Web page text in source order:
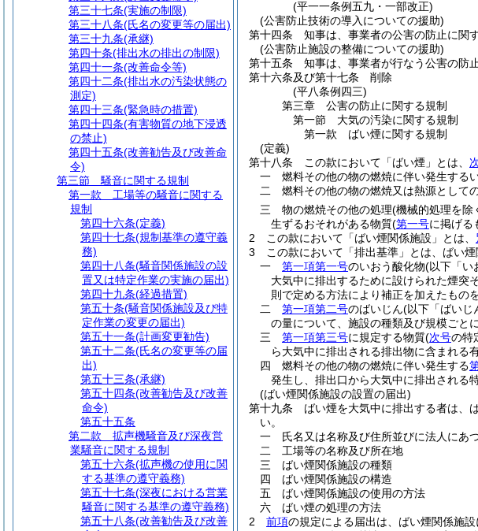
(平一一条例五九・一部改正)
(公害防止技術の導入についての援助)
第十四条
知事は、事業者の公害の防止に関
(公害防止施設の整備についての援助)
第十五条
知事は、事業者が行なう公害の防
第十六条及び第十七条
削除
(平八条例四三)
第三章
公害の防止に関する規制
第一節
大気の汚染に関する規制
第一款
ばい煙に関する規制
(定義)
第十八条
この款において「ばい煙」とは、
一
燃料その他の物の燃焼に伴い発生する
二
燃料その他の物の燃焼又は熱源として
三
物の燃焼その他の処理(機械的処理を除
生ずるおそれがある物質(第一号に掲げる
2
この款において「ばい煙関係施設」とは、
3
この款において「排出基準」とは、ばい
一
第一項第一号のいおう酸化物(以下「い
大気中に排出するために設けられた煙突
則で定める方法により補正を加えたもの
二
第一項第二号のばいじん(以下「ばいじ
の量について、施設の種類及び規模ごと
三
第一項第三号に規定する物質(次号の特
ら大気中に排出される排出物に含まれる
四
燃料その他の物の燃焼に伴い発生する
発生し、排出口から大気中に排出される
(ばい煙関係施設の設置の届出)
第十九条
ばい煙を大気中に排出する者は、
い。
一
氏名又は名称及び住所並びに法人にあ
二
工場等の名称及び所在地
三
ばい煙関係施設の種類
四
ばい煙関係施設の構造
五
ばい煙関係施設の使用の方法
六
ばい煙の処理の方法
2
前項の規定による届出は、ばい煙関係施
第三十七条(実施の制限)
第三十八条(氏名の変更等の届出)
第三十九条(承継)
第四十条(排出水の排出の制限)
第四十一条(改善命令等)
第四十二条(排出水の汚染状態の
測定)
第四十三条(緊急時の措置)
第四十四条(有害物質の地下浸透
の禁止)
第四十五条(改善勧告及び改善命
令)
第三節
騒音に関する規制
第一款
工場等の騒音に関する
規制
第四十六条(定義)
第四十七条(規制基準の遵守義
務)
第四十八条(騒音関係施設の設
置又は特定作業の実施の届出)
第四十九条(経過措置)
第五十条(騒音関係施設及び特
定作業の変更の届出)
第五十一条(計画変更勧告)
第五十二条(氏名の変更等の届
出)
第五十三条(承継)
第五十四条(改善勧告及び改善
命令)
第五十五条
第二款
拡声機騒音及び深夜営
業騒音に関する規制
第五十六条(拡声機の使用に関
する基準の遵守義務)
第五十七条(深夜における営業
騒音に関する基準の遵守義務)
第五十八条(改善勧告及び改善